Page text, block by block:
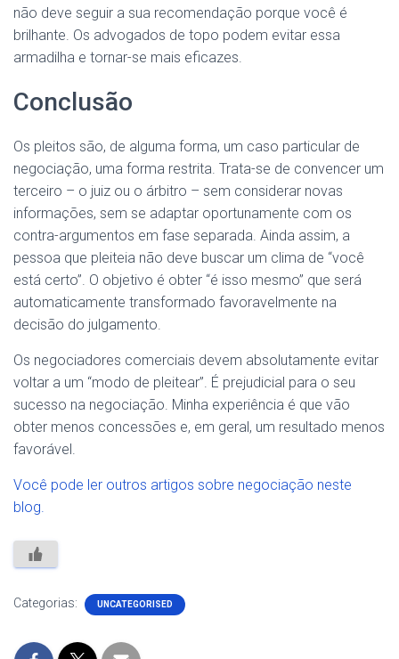
não deve seguir a sua recomendação porque você é
brilhante. Os advogados de topo podem evitar essa
armadilha e tornar-se mais eficazes.
Conclusão
Os pleitos são, de alguma forma, um caso particular de
negociação, uma forma restrita. Trata-se de convencer um
terceiro – o juiz ou o árbitro – sem considerar novas
informações, sem se adaptar oportunamente com os
contra-argumentos em fase separada. Ainda assim, a
pessoa que pleiteia não deve buscar um clima de “você
está certo”. O objetivo é obter “é isso mesmo” que será
automaticamente transformado favoravelmente na
decisão do julgamento.
Os negociadores comerciais devem absolutamente evitar
voltar a um “modo de pleitear”. É prejudicial para o seu
sucesso na negociação. Minha experiência é que vão
obter menos concessões e, em geral, um resultado menos
favorável.
Você pode ler outros artigos sobre negociação neste
blog.
Categorias: UNCATEGORISED